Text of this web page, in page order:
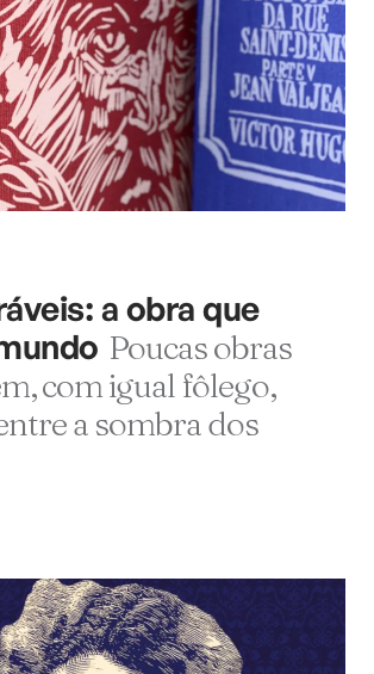
a obra que
Poucas obras
com igual fôlego,
a sombra dos